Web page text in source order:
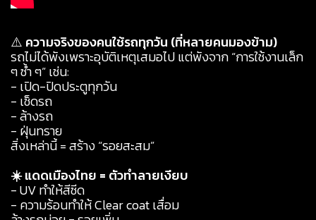
⚠️ ความจริงของคนใช้รถทุกวัน (ที่หลายคนมองข้าม)
รถไม่ได้พังเพราะอุบัติเหตุเสมอไป แต่พังจาก “การใช้งานเล็ก
ๆ ซ้ำ ๆ” เช่น:
- เปิด-ปิดประตูทุกวัน
- เช็ดรถ
- ล้างรถ
- ฝุ่นทราย
สิ่งเหล่านี้ = สร้าง “รอยสะสม”
☀️ แดดเมืองไทย = ตัวทำลายเงียบ
- UV ทำให้สีซีด
- ความร้อนทำให้ Clear coat เสื่อม